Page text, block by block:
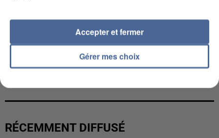
UNE TOURISTE DE L’OISE EMPORTÉE PAR UNE
RÉCEMMENT DIFFUSÉ
Gérer mes choix
Accepter et fermer